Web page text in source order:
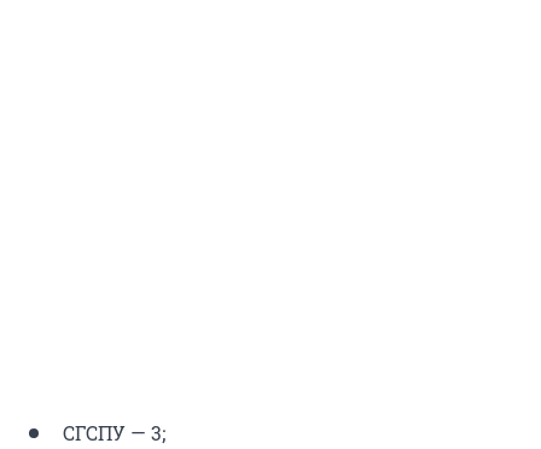
СГСПУ — 3;